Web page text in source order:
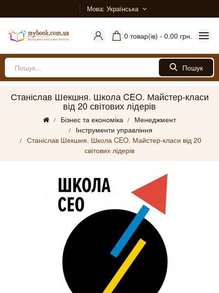
Мова Українська
0 товар(ів) - 0.00 грн.
Пошук
Станіслав Шекшня. Школа CEO. Майстер-класи
від 20 світових лідерів
Бізнес та економіка
Менеджмент
Інструменти управління
Станіслав Шекшня. Школа CEO. Майстер-класи від 20
світових лідерів